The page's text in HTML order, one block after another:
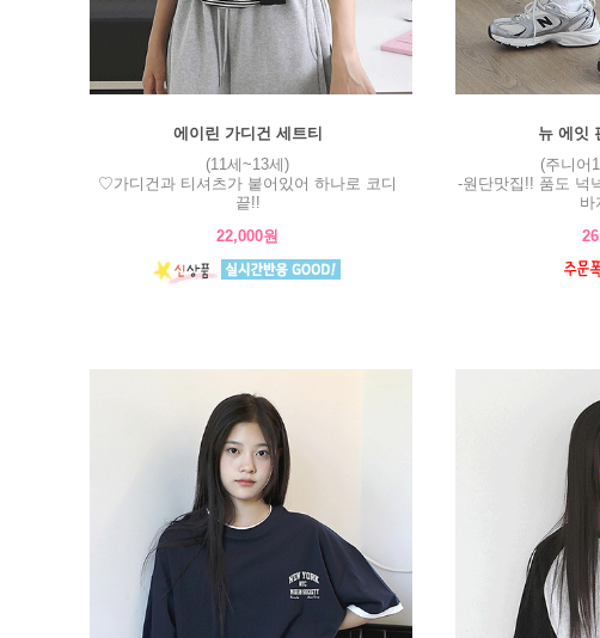
에이린 가디건 세트티
(11세~13세)
♡가디건과 티셔츠가 붙어있어 하나로 코디
끝!!
22,000원
뉴 에잇
(주니어
-원단맛집!! 품도 넉
바